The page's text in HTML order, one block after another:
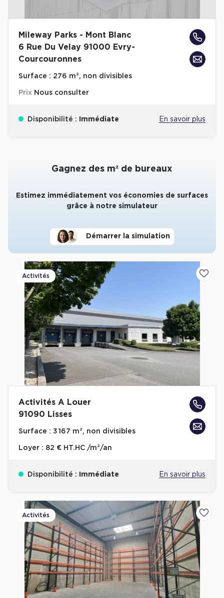
Mileway Parks - Mont Blanc
6 Rue Du Velay 91000 Evry-
Courcouronnes
Surface : 276 m², non divisibles
Prix Nous consulter
Disponibilité : Immédiate En savoir plus
Gagnez des m² de bureaux
Estimez immédiatement vos économies de surfaces
grâce à notre simulateur
Démarrer la simulation
Activités
Activités A Louer
91090 Lisses
Surface : 3 167 m², non divisibles
Loyer : 82 € HT.HC /m²/an
Disponibilité : Immédiate En savoir plus
Activités